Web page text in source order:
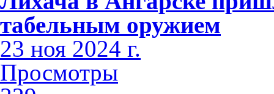
табельным оружием
23 ноя 2024 г.
Просмотры